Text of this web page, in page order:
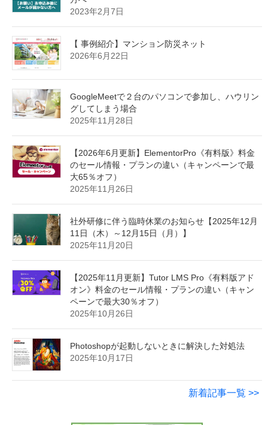
2023年2月7日
【 事例紹介】マンション防災ネット
2026年6月22日
GoogleMeetで２台のパソコンで参加し、ハウリン
グしてしまう場合
2025年11月28日
【2026年6月更新】ElementorPro《有料版》料金
のセール情報・プランの違い（キャンペーンで最
大65％オフ）
2025年11月26日
社外研修に伴う臨時休業のお知らせ【2025年12月
11日（木）～12月15日（月）】
2025年11月20日
【2025年11月更新】Tutor LMS Pro《有料版アド
オン》料金のセール情報・プランの違い（キャン
ペーンで最大30％オフ）
2025年10月26日
Photoshopが起動しないときに解決した対処法
2025年10月17日
新着記事一覧 >>